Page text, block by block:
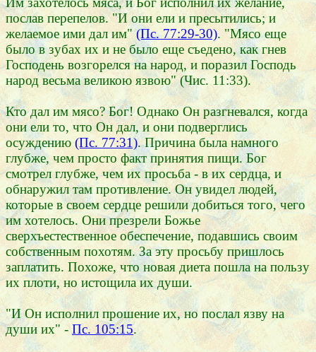
послав перепелов. "И они ели и пресытились; и
желаемое ими дал им"(Пс. 77:29-30). "Мясо еще
было в зубах их и не было еще съедено, как гнев
Господень возгорелся на народ, и поразил Господь
народ весьма великою язвою" (Чис. 11:33).
Кто дал им мясо? Бог! Однако Он разгневался, когда
они ели то, что Он дал, и они подверглись
осуждению(Пс. 77:31). Причина была намного
глубже, чем просто факт принятия пищи. Бог
смотрел глубже, чем их просьба - в их сердца, и
обнаружил там противление. Он увидел людей,
которые в своем сердце решили добиться того, чего
им хотелось. Они презрели Божье
сверхъестественное обеспечение, подавшись своим
собственным похотям. За эту просьбу пришлось
заплатить. Похоже, что новая диета пошла на пользу
их плоти, но истощила их души.
"И Он исполнил прошение их, но послал язву на
души их" - Пс. 105:15.